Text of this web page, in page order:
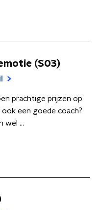
(S03)
prachtige prijzen op
een goede coach?
wel ...